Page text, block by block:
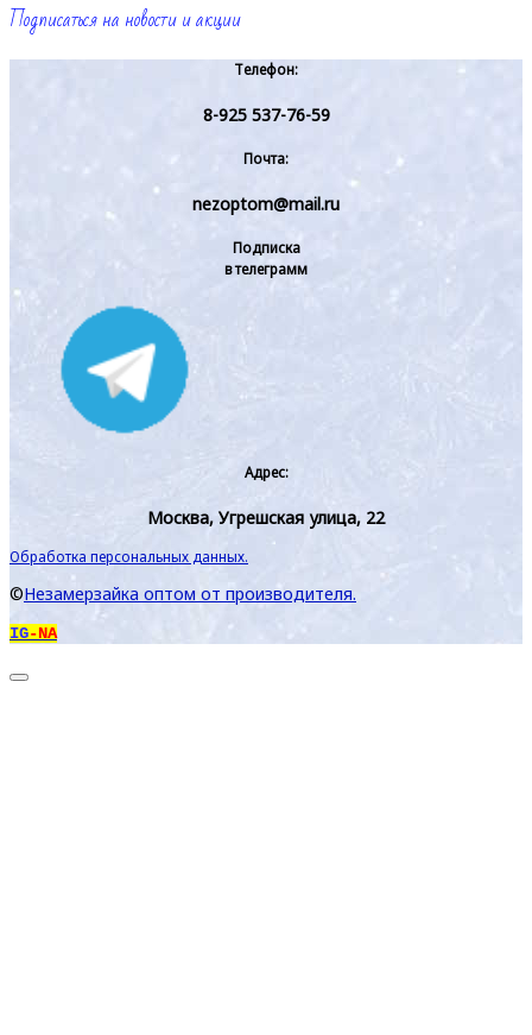
Подписаться на новости и акции
Телефон:
8-925 537-76-59
Почта:
nezoptom@mail.ru
Подписка
в телеграмм
Адрес:
Москва, Угрешская улица, 22
Обработка персональных данных.
©Незамерзайка оптом от производителя.
IG-NA